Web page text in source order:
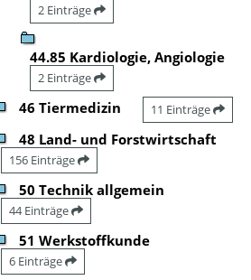
2 Einträge
44.85 Kardiologie, Angiologie
2 Einträge
46 Tiermedizin 11 Einträge
48 Land- und Forstwirtschaft
156 Einträge
50 Technik allgemein
44 Einträge
51 Werkstoffkunde
6 Einträge